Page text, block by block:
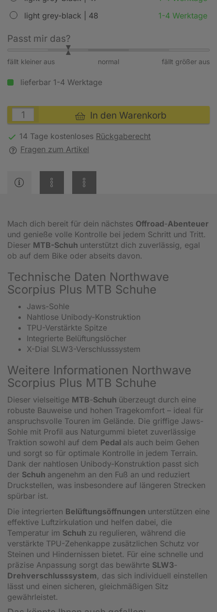
light grey-black | 48
1-4 Werktage
Passt mir das?
fällt kleiner aus fällt größer aus
normal
lieferbar 1-4 Werktage
In den Warenkorb
14 Tage kostenloses Rückgaberecht
Fragen zum Artikel
Mach dich bereit für dein nächstes Offroad-Abenteuer
und genieße volle Kontrolle bei jedem Schritt und Tritt.
Dieser MTB-Schuh unterstützt dich zuverlässig, egal
ob auf dem Bike oder abseits davon.
Technische Daten Northwave
Scorpius Plus MTB Schuhe
Jaws-Sohle
Nahtlose Unibody-Konstruktion
TPU-Verstärkte Spitze
Integrierte Belüftungslöcher
X-Dial SLW3-Verschlusssystem
Weitere Informationen Northwave
Scorpius Plus MTB Schuhe
Dieser vielseitige MTB-Schuh überzeugt durch eine
robuste Bauweise und hohen Tragekomfort – ideal für
anspruchsvolle Touren im Gelände. Die griffige Jaws-
Sohle mit Profil aus Naturgummi bietet zuverlässige
Traktion sowohl auf dem Pedal als auch beim Gehen
und sorgt so für optimale Kontrolle in jedem Terrain.
Dank der nahtlosen Unibody-Konstruktion passt sich
der Schuh angenehm an den Fuß an und reduziert
Druckstellen, was insbesondere auf längeren Strecken
spürbar ist.
Die integrierten Belüftungsöffnungen unterstützen eine
effektive Luftzirkulation und helfen dabei, die
Temperatur im Schuh zu regulieren, während die
verstärkte TPU-Zehenkappe zusätzlichen Schutz vor
Steinen und Hindernissen bietet. Für eine schnelle und
präzise Anpassung sorgt das bewährte SLW3-
Drehverschlusssystem, das sich individuell einstellen
lässt und einen sicheren, gleichmäßigen Sitz
gewährleistet.